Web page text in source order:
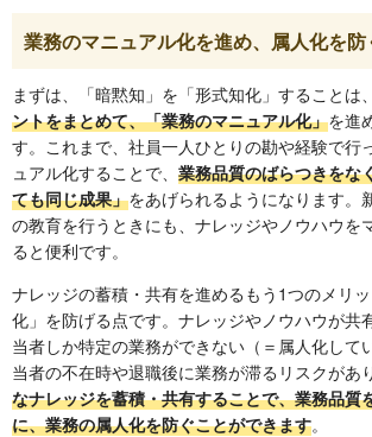
業務のマニュアル化を進め、属人化を防
まずは、「暗黙知」を「形式知化」することは、
ントをまとめて、「業務のマニュアル化」を進
す。これまで、社員一人ひとりの勘や経験で行
ュアル化することで、 業務品質のばらつきをな
ても同じ成果」をあげられるようになります。
の教育を行うときにも、ナレッジやノウハウを
ると便利です。
ナレッジの蓄積・共有を進めるもう1つのメリ
化」を防げる点です。ナレッジやノウハウが共
当者しか特定の業務ができない（＝属人化して
当者の不在時や退職後に業務が滞るリスクがあ
なナレッジを蓄積・共有することで、業務品質
に、業務の属人化を防ぐことができます。